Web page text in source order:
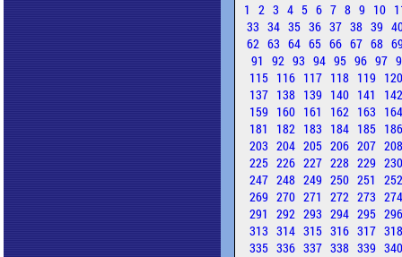
1 2 3 4 5 6 7 8 9 10
33 34 35 36 37 38 39
62 63 64 65 66 67 68
91 92 93 94 95 96 97
115 116 117 118 119
137 138 139 140 141
159 160 161 162 163
181
182 183 184 185
203 204 205 206 207
225 226 227 228 229
247 248 249 250 251
269 270 271 272 273
291 292 293 294 295
313 314 315 316 317
335 336 337 338 339